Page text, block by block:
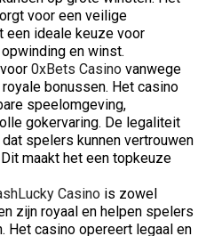
voor een veilige
een ideale keuze voor
en winst.
0xBets Casino vanwege
bonussen. Het casino
speelomgeving,
gokervaring. De legaliteit
spelers kunnen vertrouwen
maakt het een topkeuze
Casino is zowel
zijn royaal en helpen spelers
Het casino opereert legaal en